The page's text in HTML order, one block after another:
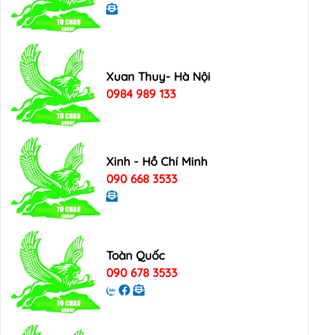
Xuan Thuy- Hà Nội
0984 989 133
Xinh - Hồ Chí Minh
090 668 3533
Toàn Quốc
090 678 3533